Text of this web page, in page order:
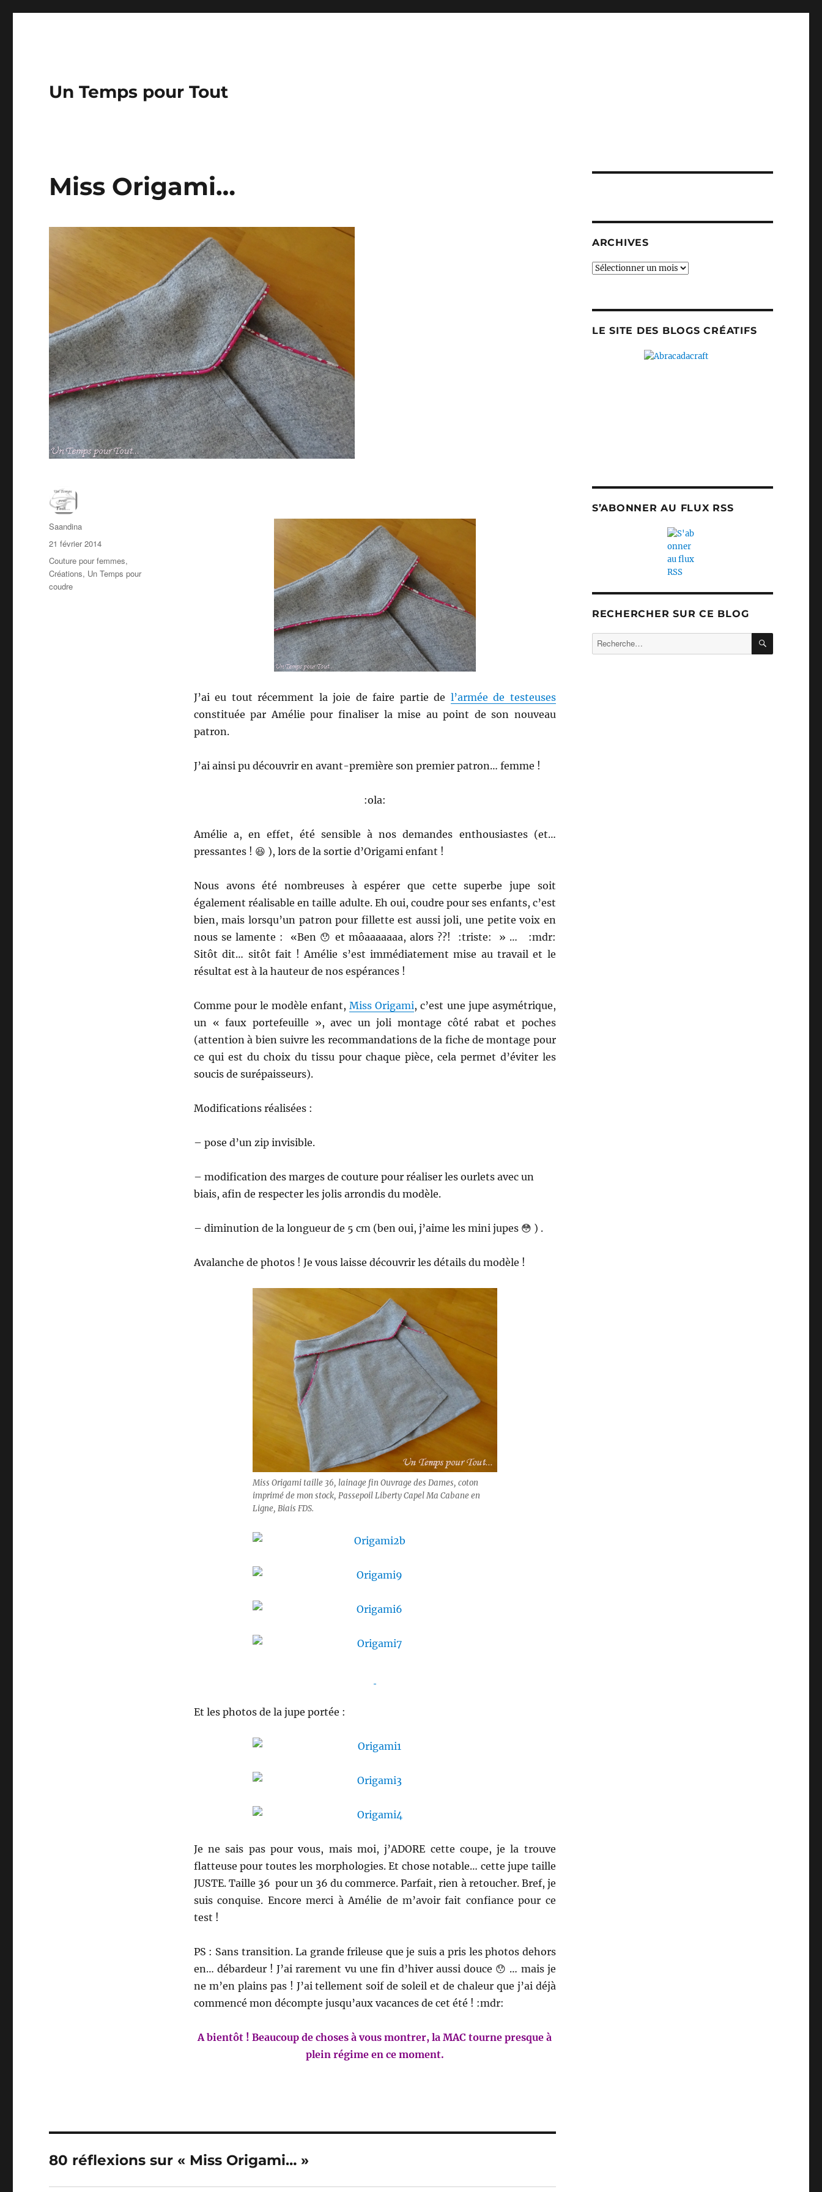
Un Temps pour Tout
Miss Origami…
J’ai eu tout récemment la joie de faire partie de l’armée de testeuses
constituée par Amélie pour finaliser la mise au point de son nouveau
patron.
J’ai ainsi pu découvrir en avant-première son premier patron… femme !
:ola:
Amélie a, en effet, été sensible à nos demandes enthousiastes (et…
pressantes ! 😆 ), lors de la sortie d’Origami enfant !
Nous avons été nombreuses à espérer que cette superbe jupe soit
également réalisable en taille adulte. Eh oui, coudre pour ses enfants, c’est
bien, mais lorsqu’un patron pour fillette est aussi joli, une petite voix en
nous se lamente : «Ben 😯 et môaaaaaaa, alors ??! :triste: » … :mdr:
Sitôt dit… sitôt fait ! Amélie s’est immédiatement mise au travail et le
résultat est à la hauteur de nos espérances !
Comme pour le modèle enfant,Miss Origami, c’est une jupe asymétrique,
un « faux portefeuille », avec un joli montage côté rabat et poches
(attention à bien suivre les recommandations de la fiche de montage pour
ce qui est du choix du tissu pour chaque pièce, cela permet d’éviter les
soucis de surépaisseurs).
Modifications réalisées :
– pose d’un zip invisible.
– modification des marges de couture pour réaliser les ourlets avec un
biais, afin de respecter les jolis arrondis du modèle.
– diminution de la longueur de 5 cm (ben oui, j’aime les mini jupes 😳 ) .
Avalanche de photos ! Je vous laisse découvrir les détails du modèle !
Miss Origami taille 36, lainage fin Ouvrage des Dames, coton
imprimé de mon stock, Passepoil Liberty Capel Ma Cabane en
Ligne, Biais FDS.
Et les photos de la jupe portée :
Je ne sais pas pour vous, mais moi, j’ADORE cette coupe, je la trouve
flatteuse pour toutes les morphologies. Et chose notable… cette jupe taille
JUSTE. Taille 36 pour un 36 du commerce. Parfait, rien à retoucher. Bref, je
suis conquise. Encore merci à Amélie de m’avoir fait confiance pour ce
test !
PS : Sans transition. La grande frileuse que je suis a pris les photos dehors
en… débardeur ! J’ai rarement vu une fin d’hiver aussi douce 😯 … mais je
ne m’en plains pas ! J’ai tellement soif de soleil et de chaleur que j’ai déjà
commencé mon décompte jusqu’aux vacances de cet été ! :mdr:
A bientôt ! Beaucoup de choses à vous montrer, la MAC tourne presque à
plein régime en ce moment.
Auteur
Saandina
Publié
le
21 février 2014
Catégories
Couture pour femmes,
Créations, Un Temps pour
coudre
80 réflexions sur « Miss Origami… »
ARCHIVES
Archives
LE SITE DES BLOGS CRÉATIFS
S’ABONNER AU FLUX RSS
RECHERCHER SUR CE BLOG
Recherche
pour :